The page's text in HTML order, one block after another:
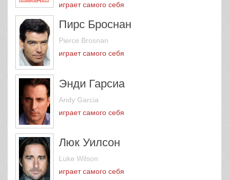
играет самого себя
Пирс Броснан
Pierce Brosnan
играет самого себя
Энди Гарсиа
Andy Garcia
играет самого себя
Люк Уилсон
Luke Wilson
играет самого себя